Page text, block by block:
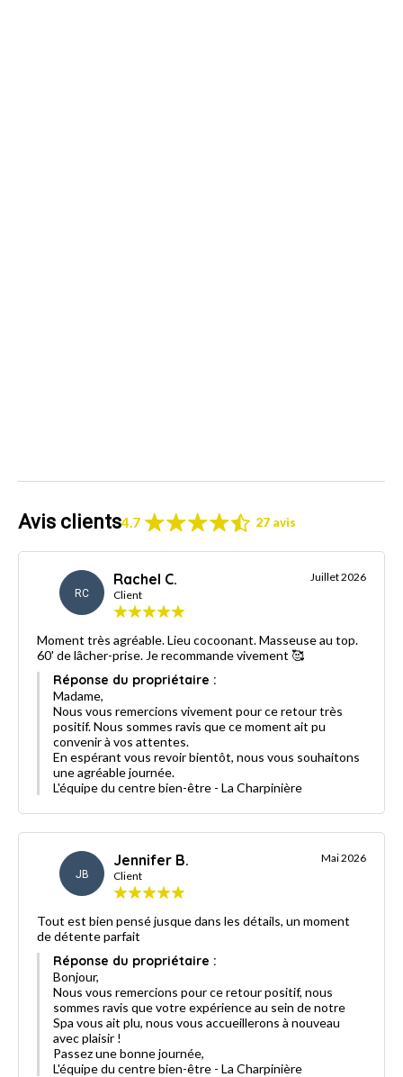
Avis clients4.7 27 avis
RC
Rachel C.
Client
Juillet 2026
Moment très agréable. Lieu cocoonant. Masseuse au top.
60' de lâcher-prise. Je recommande vivement 🥰
Réponse du propriétaire :
Madame,
Nous vous remercions vivement pour ce retour très
positif. Nous sommes ravis que ce moment ait pu
convenir à vos attentes.
En espérant vous revoir bientôt, nous vous souhaitons
une agréable journée.
L'équipe du centre bien-être - La Charpinière
JB
Jennifer B.
Client
Mai 2026
Tout est bien pensé jusque dans les détails, un moment
de détente parfait
Réponse du propriétaire :
Bonjour,
Nous vous remercions pour ce retour positif, nous
sommes ravis que votre expérience au sein de notre
Spa vous ait plu, nous vous accueillerons à nouveau
avec plaisir !
Passez une bonne journée,
L'équipe du centre bien-être - La Charpinière